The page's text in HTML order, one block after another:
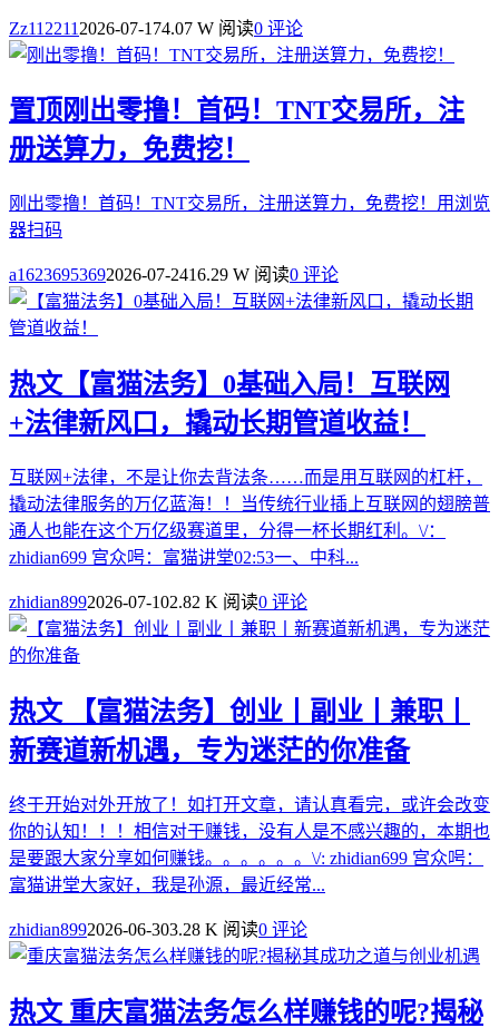
Zz112211 2026-07-174.07 W 阅读0 评论
置顶刚出零撸！首码！TNT交易所，注
册送算力，免费挖！
刚出零撸！首码！TNT交易所，注册送算力，免费挖！用浏览
器扫码
a16236953692026-07-2416.29 W 阅读0 评论
热文【富猫法务】0基础入局！互联网
+法律新风口，撬动长期管道收益！
互联网+法律，不是让你去背法条……而是用互联网的杠杆，
撬动法律服务的万亿蓝海！！当传统行业插上互联网的翅膀普
通人也能在这个万亿级赛道里，分得一杯长期红利。\/：
zhidian699 宫众呺：富猫讲堂02:53一、中科...
zhidian8992026-07-102.82 K 阅读0 评论
热文 【富猫法务】创业丨副业丨兼职丨
新赛道新机遇，专为迷茫的你准备
终于开始对外开放了！如打开文章，请认真看完，或许会改变
你的认知！！！ 相信对于赚钱，没有人是不感兴趣的，本期也
是要跟大家分享如何赚钱。。。。。。\/: zhidian699 宫众呺：
富猫讲堂大家好，我是孙源，最近经常...
zhidian8992026-06-303.28 K 阅读0 评论
热文 重庆富猫法务怎么样赚钱的呢?揭秘